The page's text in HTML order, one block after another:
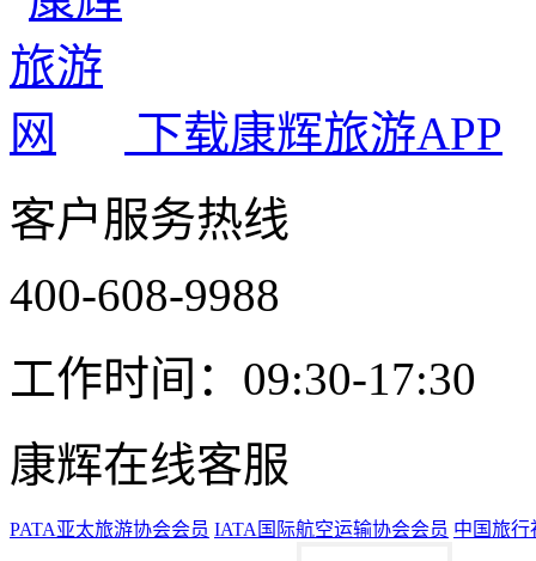
下载康辉旅游APP
客户服务热线
400-608-9988
工作时间：09:30-17:30
康辉在线客服
PATA亚太旅游协会会员 IATA国际航空运输协会会员 中国旅行